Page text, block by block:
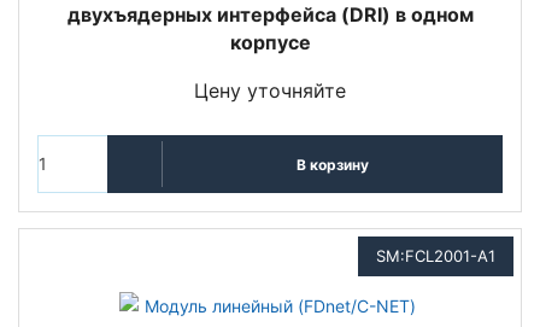
двухъядерных интерфейса (DRI) в одном
корпусе
Цену уточняйте
В корзину
SM:FCL2001-A1